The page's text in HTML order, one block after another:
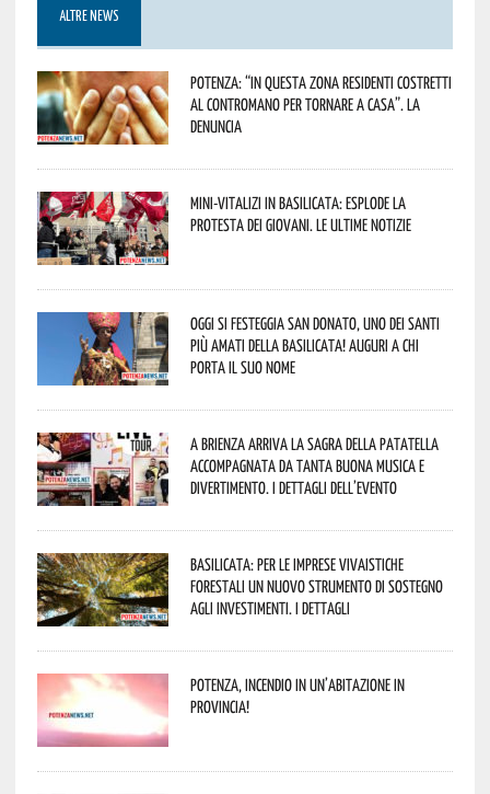
ALTRE NEWS
Potenza: “In questa zona residenti costretti
al contromano per tornare a casa”. La
denuncia
Mini-vitalizi in Basilicata: esplode la
protesta dei giovani. Le ultime notizie
Oggi si festeggia San Donato, uno dei Santi
più amati della Basilicata! Auguri a chi
porta il suo nome
A Brienza arriva la Sagra della Patatella
accompagnata da tanta buona musica e
divertimento. I dettagli dell’evento
Basilicata: per le imprese vivaistiche
forestali un nuovo strumento di sostegno
agli investimenti. I dettagli
Potenza, incendio in un’abitazione in
provincia!